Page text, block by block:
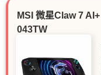
MSI 微星Claw 7
043TW